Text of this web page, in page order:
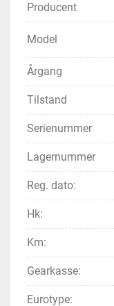
Producent
Model
Årgang
Tilstand
Serienummer
Lagernummer
Reg. dato:
Hk:
Km:
Gearkasse:
Eurotype: